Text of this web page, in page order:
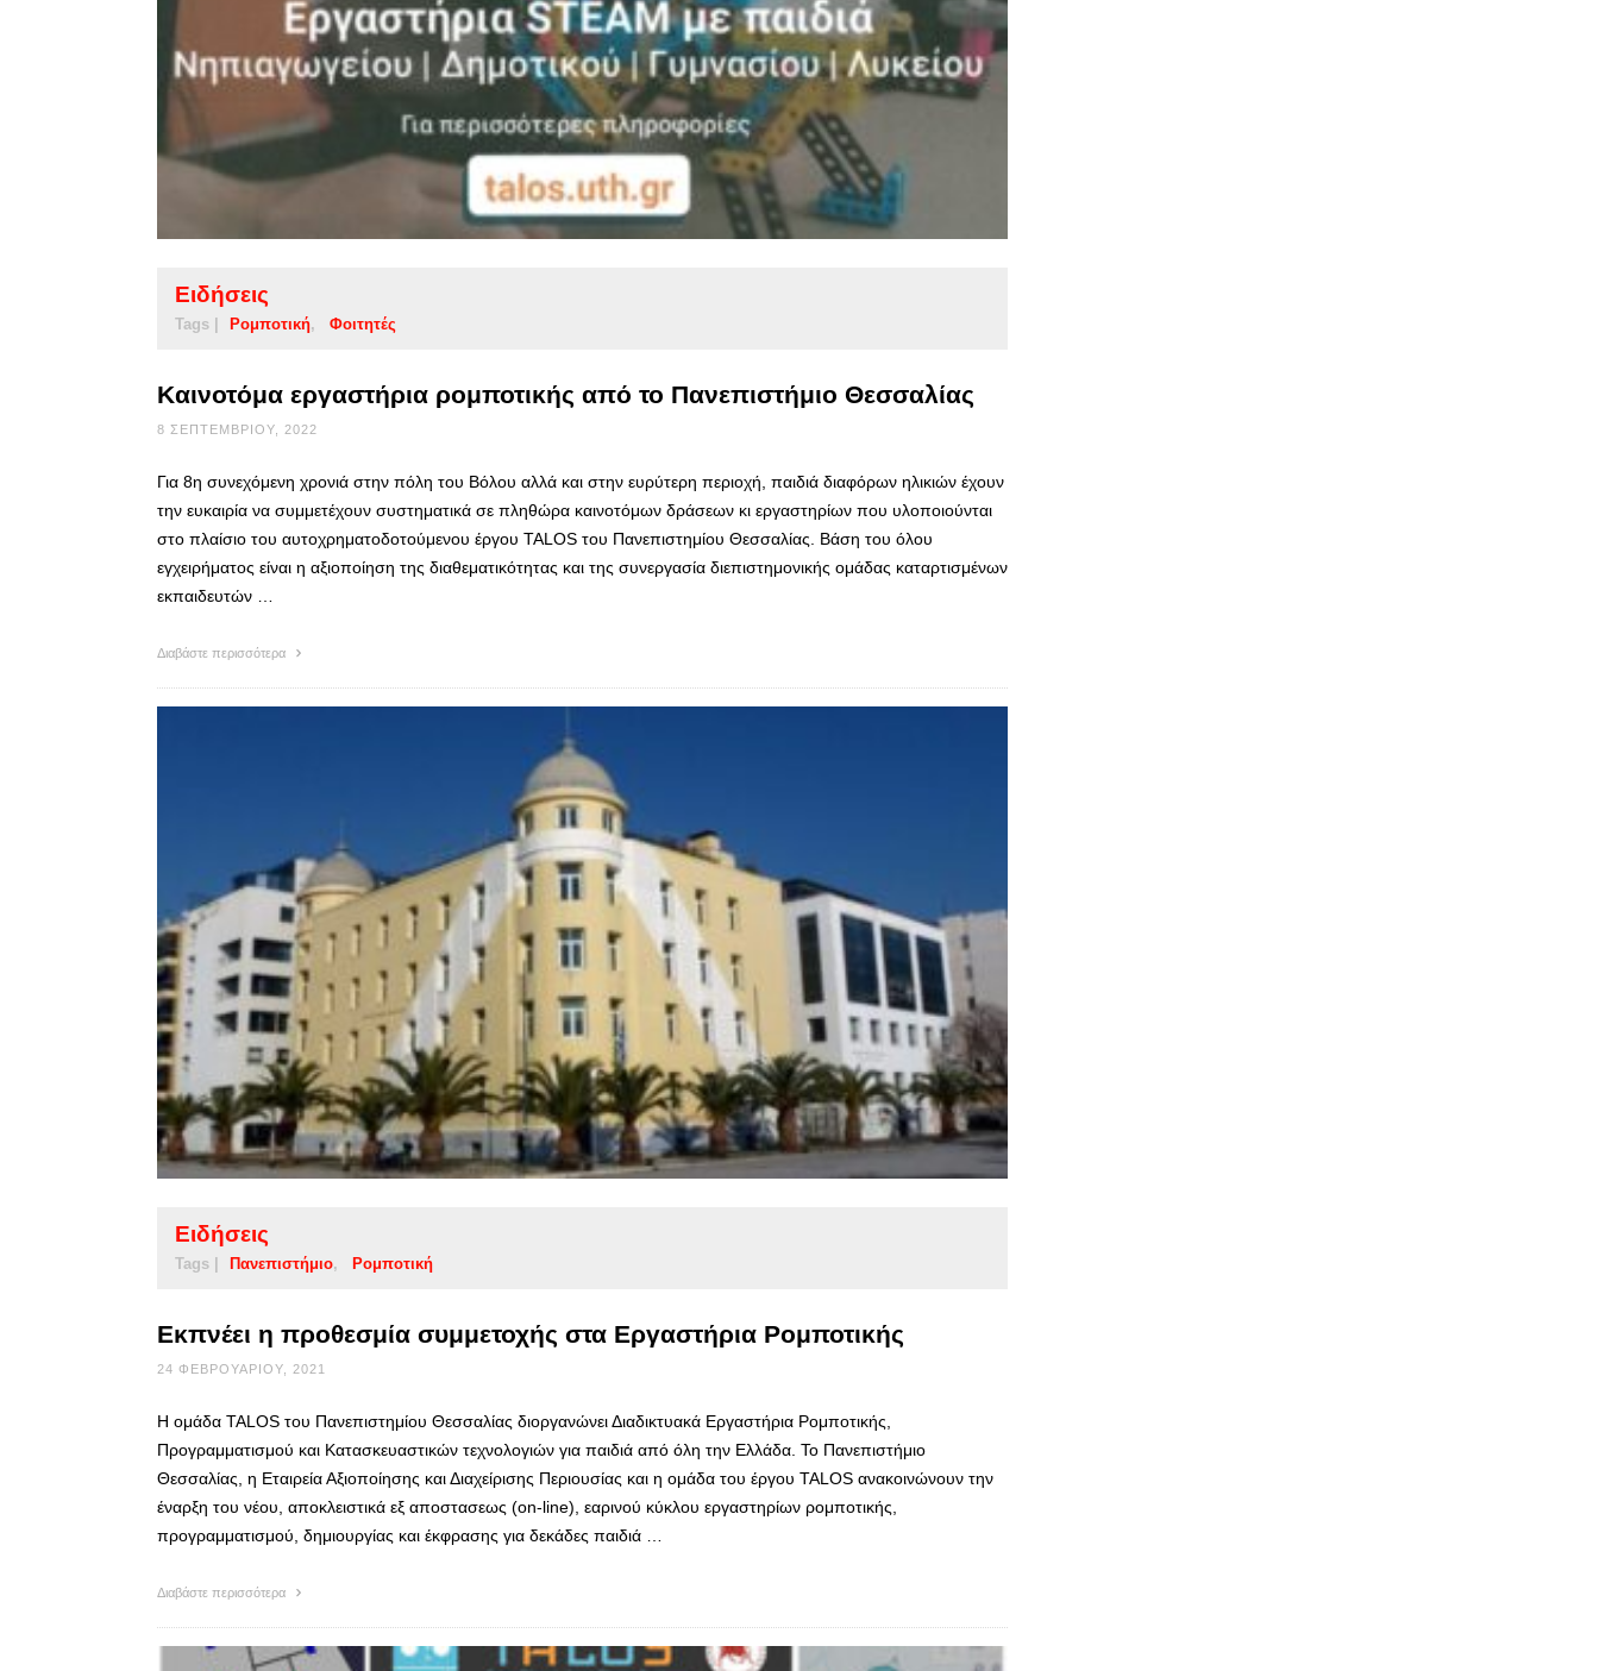
Ειδήσεις
Tags | Ρομποτική Φοιτητές
Καινοτόμα εργαστήρια ρομποτικής από το Πανεπιστήμιο Θεσσαλίας
8 ΣΕΠΤΕΜΒΡΊΟΥ, 2022
Για 8η συνεχόμενη χρονιά στην πόλη του Βόλου αλλά και στην ευρύτερη περιοχή, παιδιά διαφόρων ηλικιών έχουν
την ευκαιρία να συμμετέχουν συστηματικά σε πληθώρα καινοτόμων δράσεων κι εργαστηρίων που υλοποιούνται
στο πλαίσιο του αυτοχρηματοδοτούμενου έργου TALOS του Πανεπιστημίου Θεσσαλίας. Βάση του όλου
εγχειρήματος είναι η αξιοποίηση της διαθεματικότητας και της συνεργασία διεπιστημονικής ομάδας καταρτισμένων
εκπαιδευτών …
Διαβάστε περισσότερα
Ειδήσεις
Tags | Πανεπιστήμιο Ρομποτική
Εκπνέει η προθεσμία συμμετοχής στα Εργαστήρια Ρομποτικής
24 ΦΕΒΡΟΥΑΡΊΟΥ, 2021
Η ομάδα TALOS του Πανεπιστημίου Θεσσαλίας διοργανώνει Διαδικτυακά Εργαστήρια Ρομποτικής,
Προγραμματισμού και Κατασκευαστικών τεχνολογιών για παιδιά από όλη την Ελλάδα. Το Πανεπιστήμιο
Θεσσαλίας, η Eταιρεία Αξιοποίησης και Διαχείρισης Περιουσίας και η ομάδα του έργου TALOS ανακοινώνουν την
έναρξη του νέου, αποκλειστικά εξ αποστασεως (on-line), εαρινού κύκλου εργαστηρίων ρομποτικής,
προγραμματισμού, δημιουργίας και έκφρασης για δεκάδες παιδιά …
Διαβάστε περισσότερα